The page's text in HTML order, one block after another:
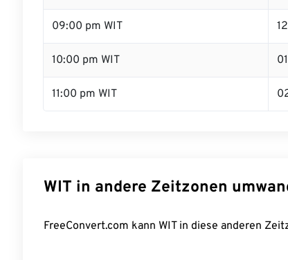
09:00 pm WIT
10:00 pm WIT
11:00 pm WIT
WIT in andere Zeitzonen
FreeConvert.com kann WIT in diese anderen